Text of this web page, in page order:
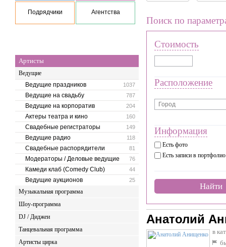
Подрядчики Агентства
Артисты
Ведущие
1037
Ведущие праздников
787
Ведущие на свадьбу
204
Ведущие на корпоратив
160
Актеры театра и кино
149
Свадебные регистраторы
118
Ведущие радио
81
Свадебные распорядители
76
Модераторы / Деловые ведущие
44
Камеди клаб (Comedy Club)
25
Ведущие аукционов
Музыкальная программа
Шоу-программа
DJ / Диджеи
Танцевальная программа
Артисты цирка
Поиск по
Стоимость
Расположение
Информация
Есть фото
Есть записи в портфолио
Найти
Анатолий
в